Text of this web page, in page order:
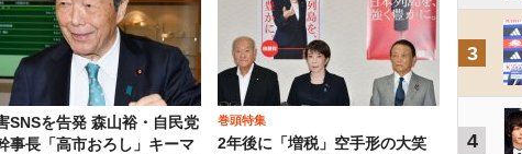
SNSを告発 森山裕・自民党
事長「高市おろし」キーマ
巻頭特集
2年後に「増税」空手形の大笑
3
4